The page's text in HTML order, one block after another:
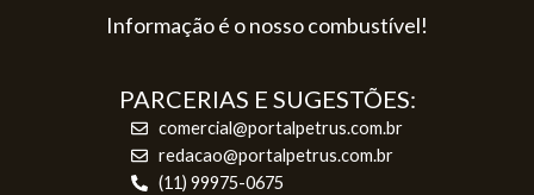
Informação é o nosso combustível!
PARCERIAS E SUGESTÕES:
comercial@portalpetrus.com.br
redacao@portalpetrus.com.br
(11) 99975-0675